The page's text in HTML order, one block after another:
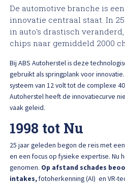
High Tech Schadeherstel
Lakschade herstellen
Spotrepair
Steenslag herstellen
Hagelschade herstellen
Total loss
Bel ons op:
De automotive branche is
innovatie centraal staat. In
in auto's drastisch
chips naar gemiddeld 2000
Bij ABS Autoherstel is deze
gebruikt als springplank voor
systeem van 12 volt tot de complexe
Autoherstel heeft de innovatiecurve
vaak geleid.
1998 tot Nu
25 jaar geleden begon de reis met
en een focus op fysieke expertise. Nu
genomen. Op afstand schades
intakes,fotoherkenning (AI) en VR-